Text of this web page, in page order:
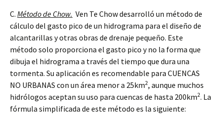
C. Método de Chow. Ven Te Chow desarrolló un método de
cálculo del gasto pico de un hidrograma para el diseño de
alcantarillas y otras obras de drenaje pequeño. Este
método solo proporciona el gasto pico y no la forma que
dibuja el hidrograma a través del tiempo que dura una
tormenta. Su aplicación es recomendable para CUENCAS
NO URBANAS con un área menor a 25km2, aunque muchos
hidrólogos aceptan su uso para cuencas de hasta 200km2. La
fórmula simplificada de este método es la siguiente: